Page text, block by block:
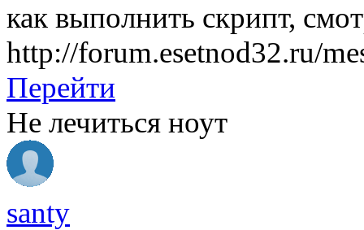
как выполнить скрипт,
http://forum.esetnod32.ru/
Перейти
Не лечиться ноут
santy